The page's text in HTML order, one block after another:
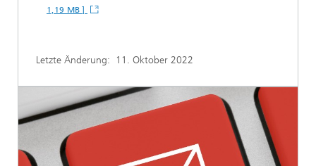
1,19 MB ]
Letzte Änderung: 11. Oktober 2022